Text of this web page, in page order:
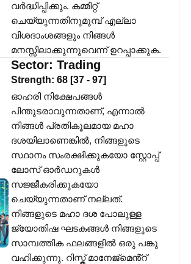
വർദ്ധിപ്പിക്കും. കമ്മിറ്റ്
ചെയ്യുന്നതിനുമുമ്പ് എല്ലാ
വിശദാംശങ്ങളും നിങ്ങൾ
മനസ്സിലാക്കുന്നുവെന്ന് ഉറപ്പാക്കുക.
Sector: Trading
Strength: 68 [37 - 97]
ഓഹരി നിക്ഷേപങ്ങൾ
പിന്തുടരാവുന്നതാണ്, എന്നാൽ
നിങ്ങൾ പ്രതികൂലമായ മഹാ
ദശയിലാണെങ്കിൽ, നിങ്ങളുടെ
സ്ഥാനം സംരക്ഷിക്കുകയോ സ്റ്റോപ്പ്
ലോസ് ഓർഡറുകൾ
സജ്ജീകരിക്കുകയോ
ചെയ്യുന്നതാണ് നല്ലത്.
നിങ്ങളുടെ മഹാ ദശ പോലുള്ള
ജ്യോതിഷ ഘടകങ്ങൾ നിങ്ങളുടെ
സാമ്പത്തിക ഫലങ്ങളിൽ ഒരു പങ്കു
വഹിക്കുന്നു. റിസ്ക് മാനേജ്മെൻ്റ്